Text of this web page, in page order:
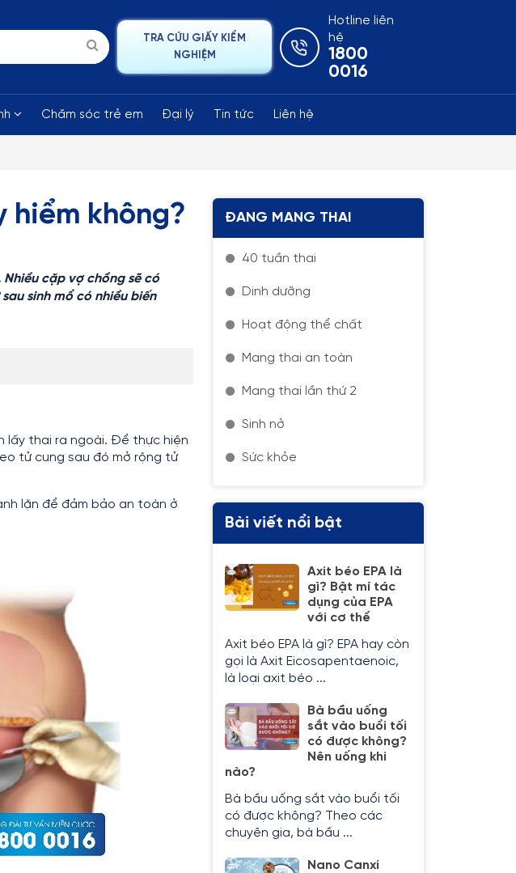
Hotline liên
hệ
1800
0016
TRA CỨU GIẤY KIỂM
NGHIỆM
Chăm sóc trẻ em Đại lý Tin tức Liên hệ
hiểm không?
cặp vợ chồng sẽ có
sinh mổ có nhiều biến
lấy thai ra ngoài. Để thực hiện
tử cung sau đó mở rộng tử
lặn để đảm bảo an toàn ở
ĐANG MANG THAI
40 tuần thai
Dinh dưỡng
Hoạt động thể chất
Mang thai an toàn
Mang thai lần thứ 2
Sinh nở
Sức khỏe
Bài viết nổi bật
Axit béo EPA là
gì? Bật mí tác
dụng của EPA
với cơ thể
Axit béo EPA là gì? EPA hay còn
gọi là Axit Eicosapentaenoic,
là loại axit béo ...
Bà bầu uống
sắt vào buổi tối
có được không?
Nên uống khi
nào?
Bà bầu uống sắt vào buổi tối
có được không? Theo các
chuyên gia, bà bầu ...
Nano Canxi